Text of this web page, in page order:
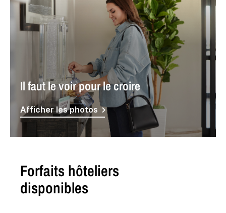
Il faut le voir pour le croire
Afficher les photos
Forfaits hôteliers
disponibles